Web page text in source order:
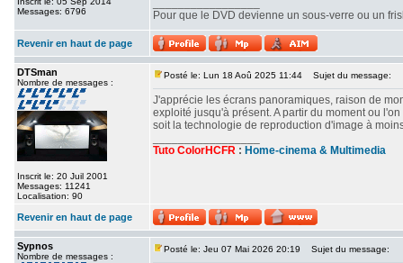
Messages: 6796
Pour que le DVD devienne un sous-verre ou un
Revenir en haut de page
DTSman
Nombre de messages :
Inscrit le: 20 Juil 2001
Messages: 11241
Localisation: 90
Posté le: Lun 18 Aoû 2025 11:44 Sujet du message:
J'apprécie les écrans panoramiques, raison de
exploité jusqu'à présent. A partir du moment ou
soit la technologie de reproduction d'image à
Tuto ColorHCFR : Home-cinema & Multimedia
Revenir en haut de page
Sypnos
Nombre de messages :
Posté le: Jeu 07 Mai 2026 20:19 Sujet du message: